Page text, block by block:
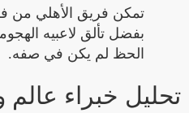
تمكن فريق الأهلي من
الحظ لم يكن في صفه.
تحليل خبراء عالم